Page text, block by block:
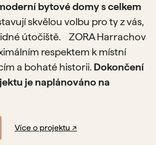
bytové domy s celkem
skvělou volbu pro ty z vás,
útočiště. ZORA Harrachov
respektem k místní
a bohaté historii. Dokončení
je naplánováno na
Více o projektu ↗